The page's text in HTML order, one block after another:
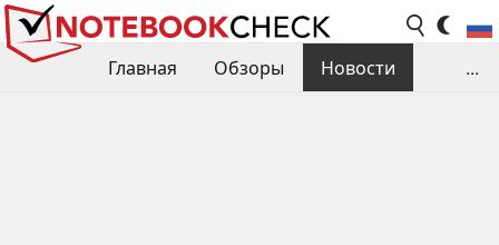
Главная Обзоры
Новости
...